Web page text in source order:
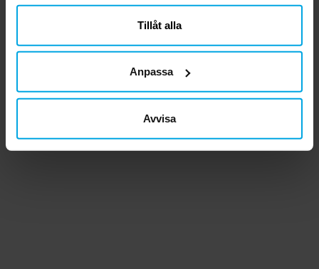
närsomhelst ändra ditt samtycke.
Tillåt alla
Anpassa
Avvisa